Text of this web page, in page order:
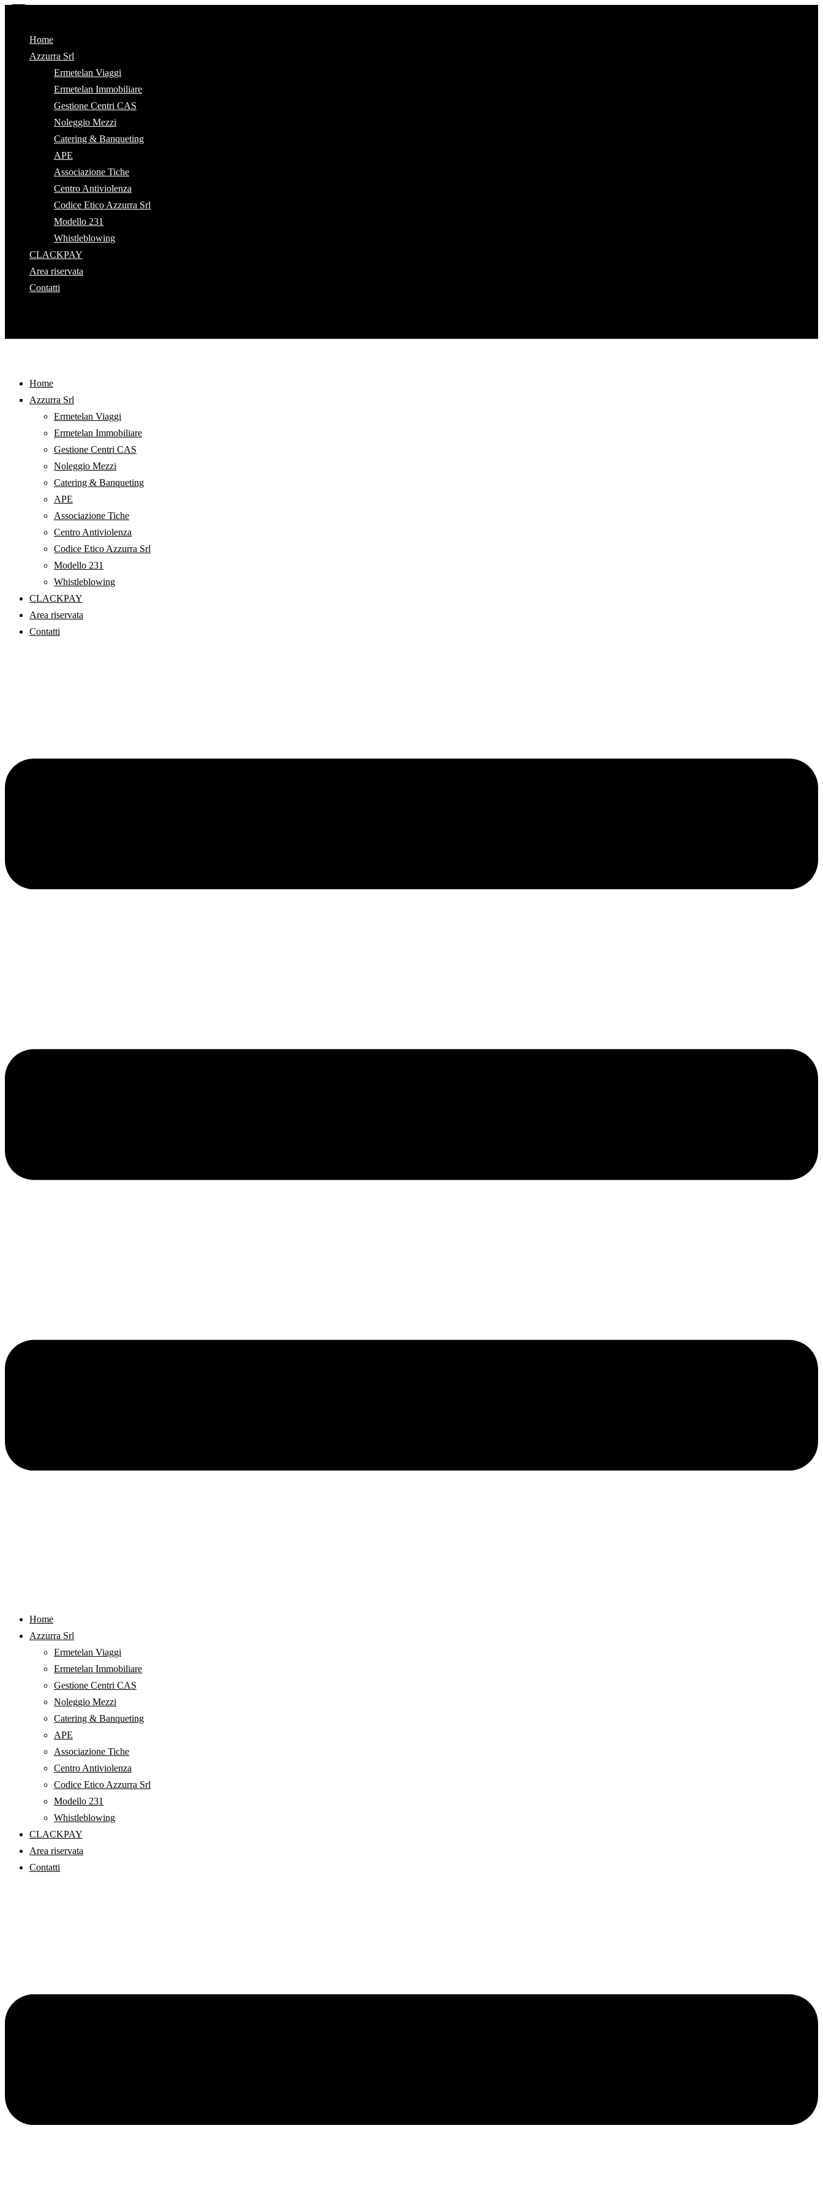
Home
Azzurra Srl
Ermetelan Viaggi
Ermetelan Immobiliare
Gestione Centri CAS
Noleggio Mezzi
Catering & Banqueting
APE
Associazione Tiche
Centro Antiviolenza
Codice Etico Azzurra Srl
Modello 231
Whistleblowing
CLACKPAY
Area riservata
Contatti
Home
Azzurra Srl
Ermetelan Viaggi
Ermetelan Immobiliare
Gestione Centri CAS
Noleggio Mezzi
Catering & Banqueting
APE
Associazione Tiche
Centro Antiviolenza
Codice Etico Azzurra Srl
Modello 231
Whistleblowing
CLACKPAY
Area riservata
Contatti
Home
Azzurra Srl
Ermetelan Viaggi
Ermetelan Immobiliare
Gestione Centri CAS
Noleggio Mezzi
Catering & Banqueting
APE
Associazione Tiche
Centro Antiviolenza
Codice Etico Azzurra Srl
Modello 231
Whistleblowing
CLACKPAY
Area riservata
Contatti